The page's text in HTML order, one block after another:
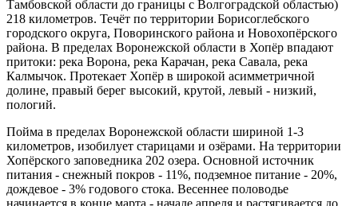
Тамбовской области до границы с Волгоградской областью)
218 километров. Течёт по территории Борисоглебского
городского округа, Поворинского района и Новохопёрского
района. В пределах Воронежской области в Хопёр впадают
притоки: река Ворона, река Карачан, река Савала, река
Калмычок. Протекает Хопёр в широкой асимметричной
долине, правый берег высокий, крутой, левый - низкий,
пологий.
Пойма в пределах Воронежской области шириной 1-3
километров, изобилует старицами и озёрами. На территории
Хопёрского заповедника 202 озера. Основной источник
питания - снежный покров - 11%, подземное питание - 20%,
дождевое - 3% годового стока. Весеннее половодье